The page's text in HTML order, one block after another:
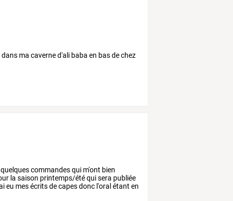
ma caverne d'ali baba en bas de chez
quelquescommandesqui m'ont bien
la saison printemps/étéquisera publiée
eu mesécritsdecapesdonc l'oralétant en